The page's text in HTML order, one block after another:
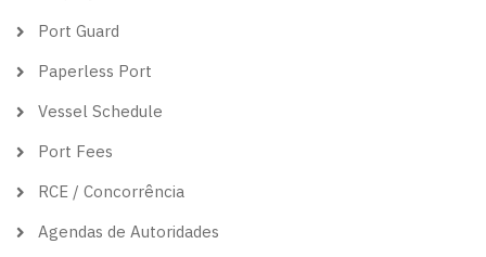
Port Guard
Paperless Port
Vessel Schedule
Port Fees
RCE / Concorrência
Agendas de Autoridades